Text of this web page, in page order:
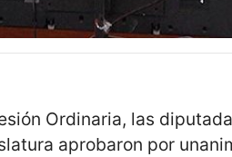
Ordinaria, las
aprobaron por